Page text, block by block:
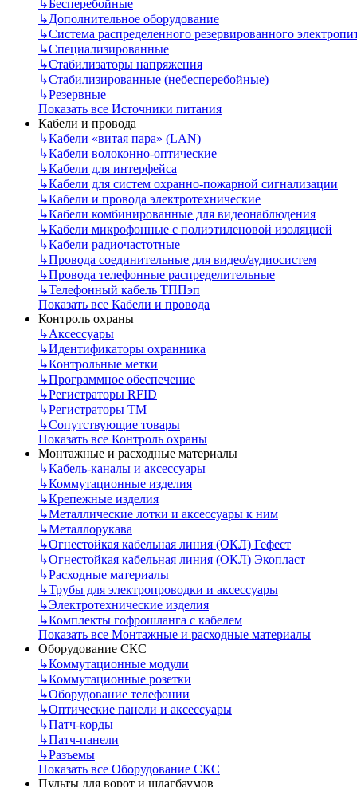
↳Бесперебойные
↳Дополнительное оборудование
↳Система распределенного резервированного
↳Специализированные
↳Стабилизаторы напряжения
↳Стабилизированные (небесперебойные)
↳Резервные
Показать все Источники питания
Кабели и провода
↳Кабели «витая пара» (LAN)
↳Кабели волоконно-оптические
↳Кабели для интерфейса
↳Кабели для систем охранно-пожарной сигнализации
↳Кабели и провода электротехнические
↳Кабели комбинированные для видеонаблюдения
↳Кабели микрофонные с полиэтиленовой изоляцией
↳Кабели радиочастотные
↳Провода соединительные для видео/аудиосистем
↳Провода телефонные распределительные
↳Телефонный кабель ТППэп
Показать все Кабели и провода
Контроль охраны
↳Аксессуары
↳Идентификаторы охранника
↳Контрольные метки
↳Программное обеспечение
↳Регистраторы RFID
↳Регистраторы ТМ
↳Сопутствующие товары
Показать все Контроль охраны
Монтажные и расходные материалы
↳Кабель-каналы и аксессуары
↳Коммутационные изделия
↳Крепежные изделия
↳Металлические лотки и аксессуары к ним
↳Металлорукава
↳Огнестойкая кабельная линия (ОКЛ) Гефест
↳Огнестойкая кабельная линия (ОКЛ) Экопласт
↳Расходные материалы
↳Трубы для электропроводки и аксессуары
↳Электротехнические изделия
↳Комплекты гофрошланга с кабелем
Показать все Монтажные и расходные материалы
Оборудование СКС
↳Коммутационные модули
↳Коммутационные розетки
↳Оборудование телефонии
↳Оптические панели и аксессуары
↳Патч-корды
↳Патч-панели
↳Разъемы
Показать все Оборудование СКС
Пульты для ворот и шлагбаумов